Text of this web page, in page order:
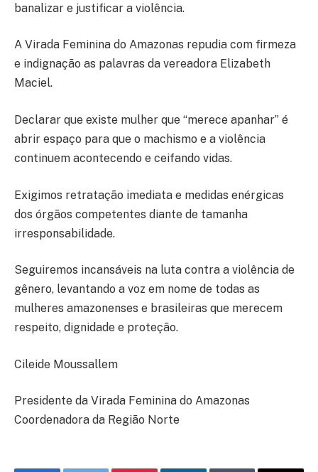
banalizar e justificar a violência.
A Virada Feminina do Amazonas repudia com firmeza
e indignação as palavras da vereadora Elizabeth
Maciel.
Declarar que existe mulher que “merece apanhar” é
abrir espaço para que o machismo e a violência
continuem acontecendo e ceifando vidas.
Exigimos retratação imediata e medidas enérgicas
dos órgãos competentes diante de tamanha
irresponsabilidade.
Seguiremos incansáveis na luta contra a violência de
gênero, levantando a voz em nome de todas as
mulheres amazonenses e brasileiras que merecem
respeito, dignidade e proteção.
Cileide Moussallem
Presidente da Virada Feminina do Amazonas
Coordenadora da Região Norte